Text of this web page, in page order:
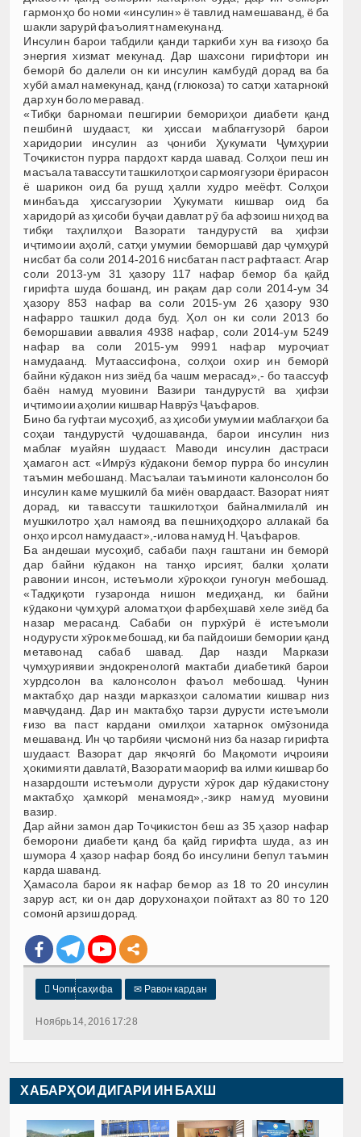
гармонҳо бо номи «инсулин» ё тавлид намешаванд, ё ба
шакли зарурӣ фаъолият намекунанд.
Инсулин барои табдили қанди таркиби хун ва ғизоҳо ба
энергия хизмат мекунад. Дар шахсони гирифтори ин
беморӣ бо далели он ки инсулин камбудӣ дорад ва ба
хубӣ амал намекунад, қанд (глюкоза) то сатҳи хатарнокӣ
дар хун боло меравад.
«Тибқи барномаи пешгирии бемориҳои диабети қанд
пешбинӣ шудааст, ки ҳиссаи маблағгузорӣ барои
харидории инсулин аз ҷониби Ҳукумати Ҷумҳурии
Тоҷикистон пурра пардохт карда шавад. Солҳои пеш ин
масъала тавассути ташкилотҳои сармоягузори ёрирасон
ё шарикон оид ба рушд ҳалли худро меёфт. Солҳои
минбаъда ҳиссагузории Ҳукумати кишвар оид ба
харидорӣ аз ҳисоби буҷаи давлат рӯ ба афзоиш ниҳод ва
тибқи таҳлилҳои Вазорати тандурустӣ ва ҳифзи
иҷтимоии аҳолӣ, сатҳи умумии беморшавӣ дар ҷумҳурӣ
нисбат ба соли 2014-2016 нисбатан паст рафтааст. Агар
соли 2013-ум 31 ҳазору 117 нафар бемор ба қайд
гирифта шуда бошанд, ин рақам дар соли 2014-ум 34
ҳазору 853 нафар ва соли 2015-ум 26 ҳазору 930
нафарро ташкил дода буд. Ҳол он ки соли 2013 бо
беморшавии аввалия 4938 нафар, соли 2014-ум 5249
нафар ва соли 2015-ум 9991 нафар муроҷиат
намудаанд. Мутаассифона, солҳои охир ин беморӣ
байни кӯдакон низ зиёд ба чашм мерасад»,- бо таассуф
баён намуд муовини Вазири тандурустӣ ва ҳифзи
иҷтимоии аҳолии кишвар Наврӯз Ҷаъфаров.
Бино ба гуфтаи мусоҳиб, аз ҳисоби умумии маблағҳои ба
соҳаи тандурустӣ ҷудошаванда, барои инсулин низ
маблағ муайян шудааст. Маводи инсулин дастраси
ҳамагон аст. «Имрӯз кӯдакони бемор пурра бо инсулин
таъмин мебошанд. Масъалаи таъминоти калонсолон бо
инсулин каме мушкилӣ ба миён овардааст. Вазорат ният
дорад, ки тавассути ташкилотҳои байналмилалӣ ин
мушкилотро ҳал намояд ва пешниҳодҳоро аллакай ба
онҳо ирсол намудааст»,-илова намуд Н. Ҷаъфаров.
Ба андешаи мусоҳиб, сабаби паҳн гаштани ин беморӣ
дар байни кӯдакон на танҳо ирсият, балки ҳолати
равонии инсон, истеъмоли хӯрокҳои гуногун мебошад.
«Тадқиқоти гузаронда нишон медиҳанд, ки байни
кӯдакони ҷумҳурӣ аломатҳои фарбеҳшавӣ хеле зиёд ба
назар мерасанд. Сабаби он пурхӯрӣ ё истеъмоли
нодурусти хӯрок мебошад, ки ба пайдоиши бемории қанд
метавонад сабаб шавад. Дар назди Маркази
ҷумҳуриявии эндокренологӣ мактаби диабетикӣ барои
хурдсолон ва калонсолон фаъол мебошад. Чунин
мактабҳо дар назди марказҳои саломатии кишвар низ
мавҷуданд. Дар ин мактабҳо тарзи дурусти истеъмоли
ғизо ва паст кардани омилҳои хатарнок омӯзонида
мешаванд. Ин ҷо тарбияи ҷисмонӣ низ ба назар гирифта
шудааст. Вазорат дар якҷоягӣ бо Мақомоти иҷроияи
ҳокимияти давлатӣ, Вазорати маориф ва илми кишвар бо
назардошти истеъмоли дурусти хӯрок дар кӯдакистону
мактабҳо ҳамкорӣ менамояд»,-зикр намуд муовини
вазир.
Дар айни замон дар Тоҷикистон беш аз 35 ҳазор нафар
беморони диабети қанд ба қайд гирифта шуда, аз ин
шумора 4 ҳазор нафар бояд бо инсулини бепул таъмин
карда шаванд.
Ҳамасола барои як нафар бемор аз 18 то 20 инсулин
зарур аст, ки он дар дорухонаҳои пойтахт аз 80 то 120
сомонӣ арзиш дорад.
 Чопи саҳифа ✉ Равон кардан
Ноябрь 14, 2016 17:28
ХАБАРҲОИ ДИГАРИ ИН БАХШ